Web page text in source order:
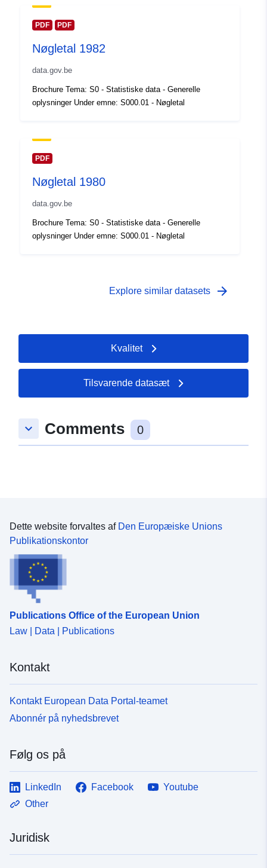
kataloger:
Fysiske:
[ 2.54, 49.49 ], [ 2.54, 51.51 ]
Identifikatorer:
uriRef:
Adgangsrettighe
der:
public
- 31 December 1983
PDF PDF
Nøgletal 1982
data.gov.be
Brochure Tema: S0 - Statistiske data - Generelle
oplysninger Under emne: S000.01 - Nøgletal
PDF
Nøgletal 1980
data.gov.be
Brochure Tema: S0 - Statistiske data - Generelle
oplysninger Under emne: S000.01 - Nøgletal
Explore similar datasets arrow_forward
Kvalitet
Tilsvarende datasæt
keyboard_arrow_down Comments 0
Dette website forvaltes af Den Europæiske Unions
Publikationskontor
Publications Office of the European Union
Law | Data | Publications
Kontakt
Kontakt European Data Portal-teamet
Abonnér på nyhedsbrevet
Følg os på
LinkedIn Facebook
Youtube
Other
Juridisk